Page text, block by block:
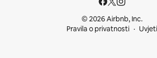
© 2026 Airbnb, Inc.
Pravila o privatnosti
Uvjeti